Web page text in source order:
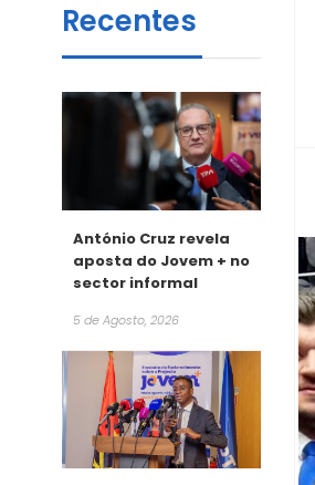
Recentes
António Cruz revela
aposta do Jovem + no
sector informal
5 de Agosto, 2026